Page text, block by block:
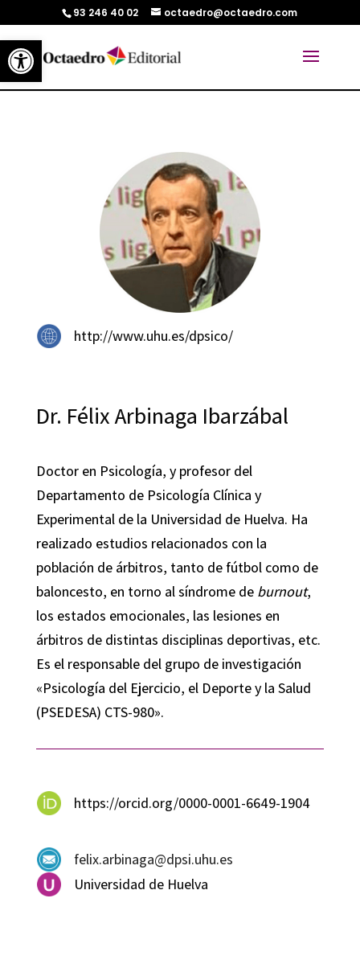
Abrir barra de herramientas
93 246 40 02 octaedro@octaedro.com
http://www.uhu.es/dpsico/
Dr. Félix Arbinaga Ibarzábal
Doctor en Psicología, y profesor del
Departamento de Psicología Clínica y
Experimental de la Universidad de Huelva. Ha
realizado estudios relacionados con la
población de árbitros, tanto de fútbol como de
baloncesto, en torno al síndrome de burnout,
los estados emocionales, las lesiones en
árbitros de distintas disciplinas deportivas, etc.
Es el responsable del grupo de investigación
«Psicología del Ejercicio, el Deporte y la Salud
(PSEDESA) CTS-980».
https://orcid.org/0000-0001-6649-1904
felix.arbinaga@dpsi.uhu.es
Universidad de Huelva